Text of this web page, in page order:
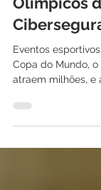
O Impacto
Olímpicos
Eventos
atraem milhões, e